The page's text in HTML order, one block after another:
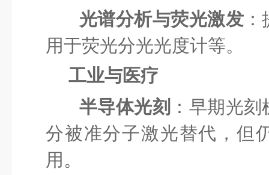
光谱分析与荧光激发
用于荧光分光光度计等。
工业与医疗
半导体光刻 ：早期光
分被准分子激光替代，但
用。